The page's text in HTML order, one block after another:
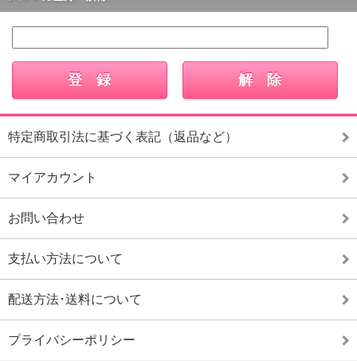
特定商取引法に基づく表記（返品など）
マイアカウント
お問い合わせ
支払い方法について
配送方法･送料について
プライバシーポリシー